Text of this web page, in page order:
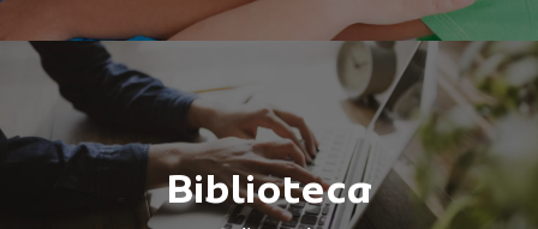
Biblioteca